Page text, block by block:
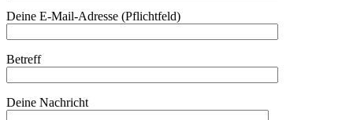
Deine E-Mail-Adresse (Pflichtfeld)
Betreff
Deine Nachricht